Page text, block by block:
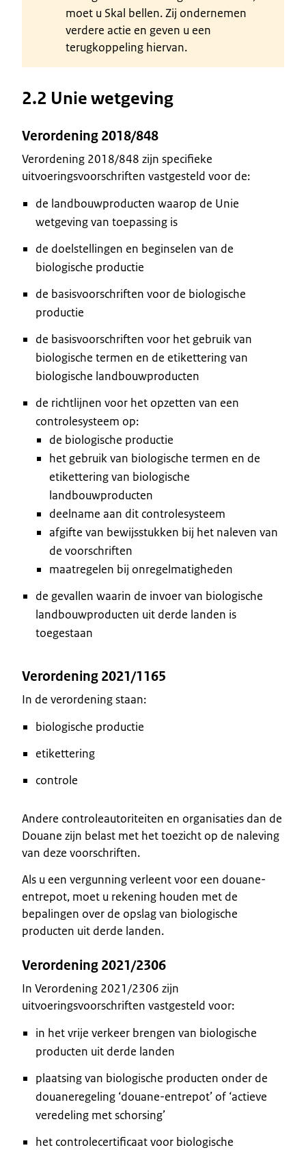
moet u Skal bellen. Zij ondernemen
verdere actie en geven u een
terugkoppeling hiervan.
2.2 Unie wetgeving
Verordening 2018/848
Verordening 2018/848 zijn specifieke
uitvoeringsvoorschriften vastgesteld voor de:
de landbouwproducten waarop de Unie
wetgeving van toepassing is
de doelstellingen en beginselen van de
biologische productie
de basisvoorschriften voor de biologische
productie
de basisvoorschriften voor het gebruik van
biologische termen en de etikettering van
biologische landbouwproducten
de richtlijnen voor het opzetten van een
controlesysteem op:
de biologische productie
het gebruik van biologische termen en de
etikettering van biologische
landbouwproducten
deelname aan dit controlesysteem
afgifte van bewijsstukken bij het naleven van
de voorschriften
maatregelen bij onregelmatigheden
de gevallen waarin de invoer van biologische
landbouwproducten uit derde landen is
toegestaan
Verordening 2021/1165
In de verordening staan:
biologische productie
etikettering
controle
Andere controleautoriteiten en organisaties dan de
Douane zijn belast met het toezicht op de naleving
van deze voorschriften.
Als u een vergunning verleent voor een douane-
entrepot, moet u rekening houden met de
bepalingen over de opslag van biologische
producten uit derde landen.
Verordening 2021/2306
In Verordening 2021/2306 zijn
uitvoeringsvoorschriften vastgesteld voor:
in het vrije verkeer brengen van biologische
producten uit derde landen
plaatsing van biologische producten onder de
douaneregeling ‘douane-entrepot’ of ‘actieve
veredeling met schorsing’
het controlecertificaat voor biologische